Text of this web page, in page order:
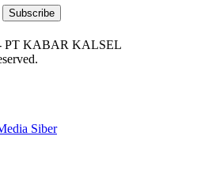
Subscribe
PT KABAR KALSEL
Siber